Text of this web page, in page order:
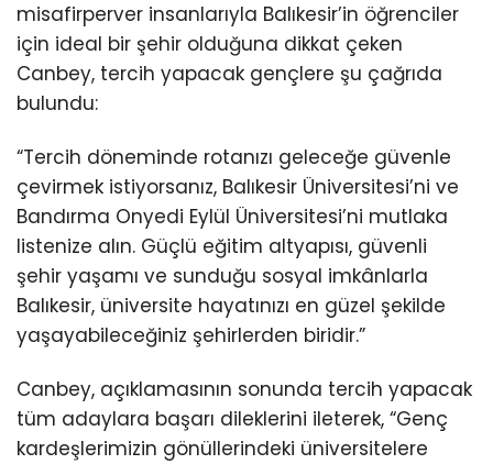
misafirperver insanlarıyla Balıkesir’in öğrenciler
için ideal bir şehir olduğuna dikkat çeken
Canbey, tercih yapacak gençlere şu çağrıda
bulundu:
“Tercih döneminde rotanızı geleceğe güvenle
çevirmek istiyorsanız, Balıkesir Üniversitesi’ni ve
Bandırma Onyedi Eylül Üniversitesi’ni mutlaka
listenize alın. Güçlü eğitim altyapısı, güvenli
şehir yaşamı ve sunduğu sosyal imkânlarla
Balıkesir, üniversite hayatınızı en güzel şekilde
yaşayabileceğiniz şehirlerden biridir.”
Canbey, açıklamasının sonunda tercih yapacak
tüm adaylara başarı dileklerini ileterek, “Genç
kardeşlerimizin gönüllerindeki üniversitelere